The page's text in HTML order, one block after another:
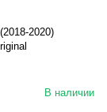
2020)
В наличии